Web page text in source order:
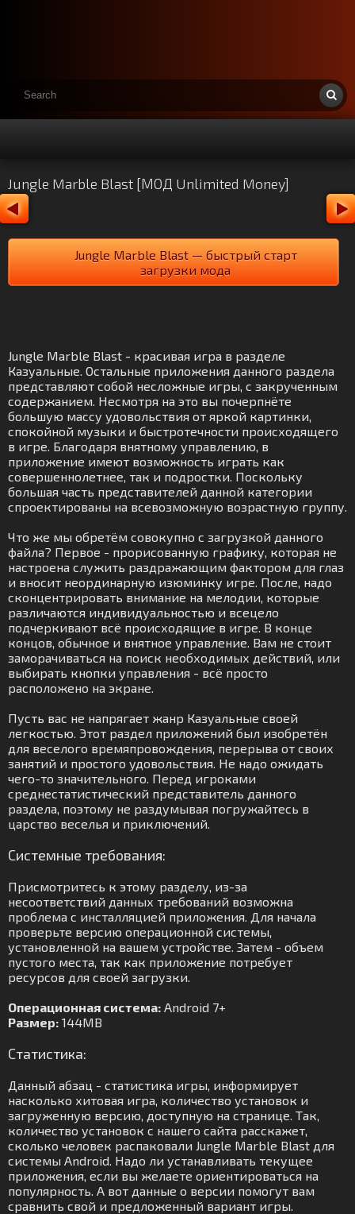
Jungle Marble Blast [МОД Unlimited Money]
Jungle Marble Blast — быстрый старт
загрузки мода
Jungle Marble Blast - красивая игра в разделе
Казуальные. Остальные приложения данного раздела
представляют собой несложные игры, с закрученным
содержанием. Несмотря на это вы почерпнёте
большую массу удовольствия от яркой картинки,
спокойной музыки и быстротечности происходящего
в игре. Благодаря внятному управлению, в
приложение имеют возможность играть как
совершеннолетнее, так и подростки. Поскольку
большая часть представителей данной категории
спроектированы на всевозможную возрастную группу.
Что же мы обретём совокупно с загрузкой данного
файла? Первое - прорисованную графику, которая не
настроена служить раздражающим фактором для глаз
и вносит неординарную изюминку игре. После, надо
сконцентрировать внимание на мелодии, которые
различаются индивидуальностью и всецело
подчеркивают всё происходящие в игре. В конце
концов, обычное и внятное управление. Вам не стоит
заморачиваться на поиск необходимых действий, или
выбирать кнопки управления - всё просто
расположено на экране.
Пусть вас не напрягает жанр Казуальные своей
легкостью. Этот раздел приложений был изобретён
для веселого времяпровождения, перерыва от своих
занятий и простого удовольствия. Не надо ожидать
чего-то значительного. Перед игроками
среднестатистический представитель данного
раздела, поэтому не раздумывая погружайтесь в
царство веселья и приключений.
Системные требования:
Присмотритесь к этому разделу, из-за
несоответствий данных требований возможна
проблема с инсталляцией приложения. Для начала
проверьте версию операционной системы,
установленной на вашем устройстве. Затем - объем
пустого места, так как приложение потребует
ресурсов для своей загрузки.
Операционная система: Android 7+
Размер: 144MB
Статистика:
Данный абзац - статистика игры, информирует
насколько хитовая игра, количество установок и
загруженную версию, доступную на странице. Так,
количество установок с нашего сайта расскажет,
сколько человек распаковали Jungle Marble Blast для
системы Android. Надо ли устанавливать текущее
приложения, если вы желаете ориентироваться на
популярность. А вот данные о версии помогут вам
сравнить свой и предложенный вариант игры.